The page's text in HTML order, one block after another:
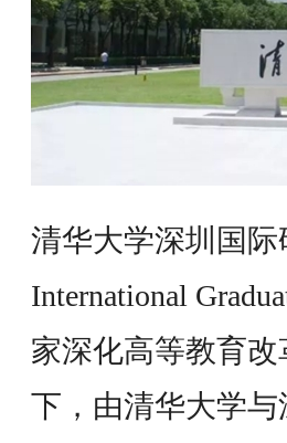
清华大学深圳国际
International
家深化高等教育
下，由清华大学